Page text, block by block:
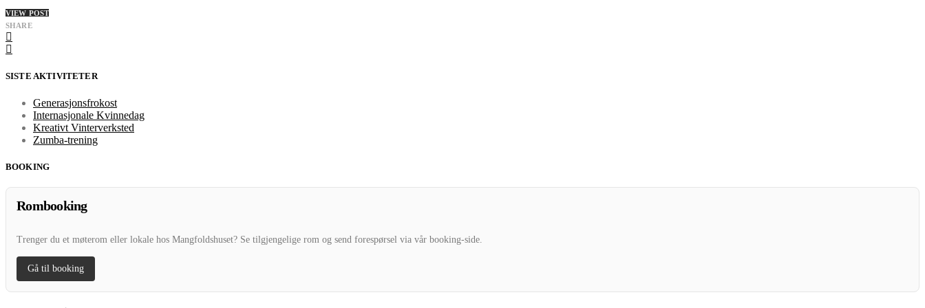
VIEW POST
SHARE
SISTE AKTIVITETER
Generasjonsfrokost
Internasjonale Kvinnedag
Kreativt Vinterverksted
Zumba-trening
BOOKING
Rombooking
Trenger du et møterom eller lokale hos Mangfoldshuset? Se tilgjengelige rom og send forespørsel via vår booking-side.
Gå til booking